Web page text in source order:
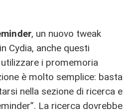
, un nuovo tweak
Cydia, anche questi
i promemoria
è molto semplice: basta
nella sezione di ricerca e
La ricerca dovrebbe